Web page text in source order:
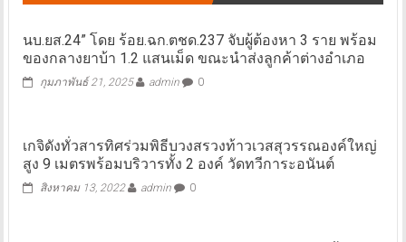
นบ.ยส.24” โดย ร้อย.ฉก.ตชด.237 จับผู้ต้องหา 3 ราย พร้อม
ของกลางยาบ้า 1.2 แสนเม็ด ขณะนำส่งลูกค้าต่างอำเภอ
กุมภาพันธ์ 21, 2025 admin 0
เกจิดังทั่วสารทิศร่วมพิธีบวงสรวงท้าวเวสสุวรรณองค์ใหญ่
สูง 9 เมตรพร้อมบริวารทั้ง 2 องค์ วัดทวีการะอนันต์
สิงหาคม 13, 2022 admin 0